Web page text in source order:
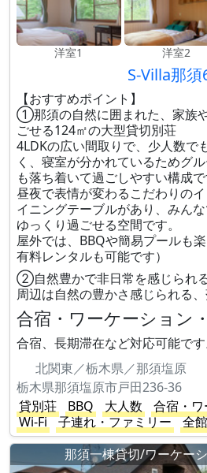
洋室1 洋室2
S-Villa那
【おすすめポイント】
①那須の自然に囲まれた、家族
ごせる124㎡の大型貸切別荘
4LDKの広い間取りで、少人数で
く、寝室が分かれているためグ
も落ち着いて過ごしやすい構成で
昼夜で表情が変わるこだわりの
イニングテーブルがあり、みん
ゆっくり過ごせる空間です。
屋外では、BBQや簡易プールも
有料レンタルも可能です）
②自然豊かで非日常を感じられ
周辺は自然の豊かさ感じられる、
合宿・ワーケーション
合宿、長期滞在など対応可能です
北関東／栃木県／那須塩原
栃木県那須塩原市戸田236-36
貸別荘
BBQ 大人数
合宿・
Wi-Fi
子連れ・ファミリー
全
那須一棟貸切/ワーケー